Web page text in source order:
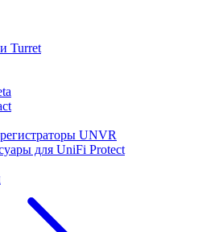
Turret
UNVR
для UniFi Protect